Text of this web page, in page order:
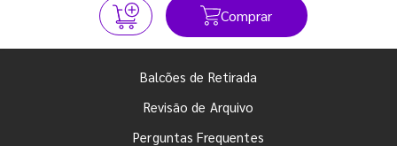
Comprar
Balcões de Retirada
Revisão de Arquivo
Perguntas Frequentes